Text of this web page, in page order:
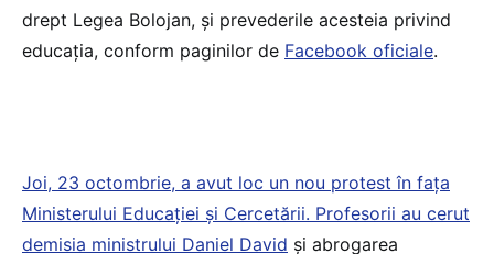
drept Legea Bolojan, și prevederile acesteia privind
educația, conform paginilor de Facebook oficiale.
Joi, 23 octombrie, a avut loc un nou protest în fața
Ministerului Educației și Cercetării. Profesorii au cerut
demisia ministrului Daniel David și abrogarea